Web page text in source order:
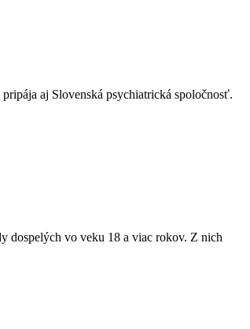
aj Slovenská psychiatrická spoločnosť.
dospelých vo veku 18 a viac rokov. Z nich